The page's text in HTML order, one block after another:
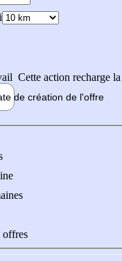
Cette action recharge
de création de l'offre
offres